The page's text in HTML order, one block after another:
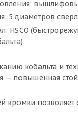
5 диаметров
HSCO
кобальта и
повышенная
кромки позволяет